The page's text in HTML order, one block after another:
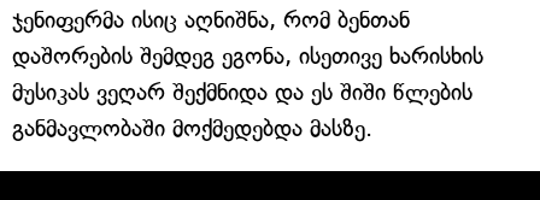
ჯენიფერმა ისიც აღნიშნა, რომ ბენთან
დაშორების შემდეგ ეგონა, ისეთივე ხარისხის
მუსიკას ვეღარ შექმნიდა და ეს შიში წლების
განმავლობაში მოქმედებდა მასზე.